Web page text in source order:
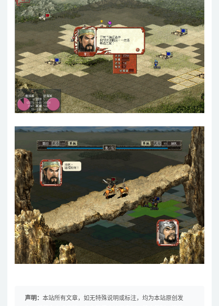
声明： 本站所有文章，如无特殊说明或标注，均为本站原创发